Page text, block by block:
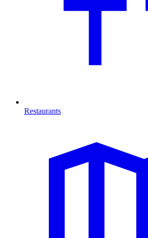
Restaurants